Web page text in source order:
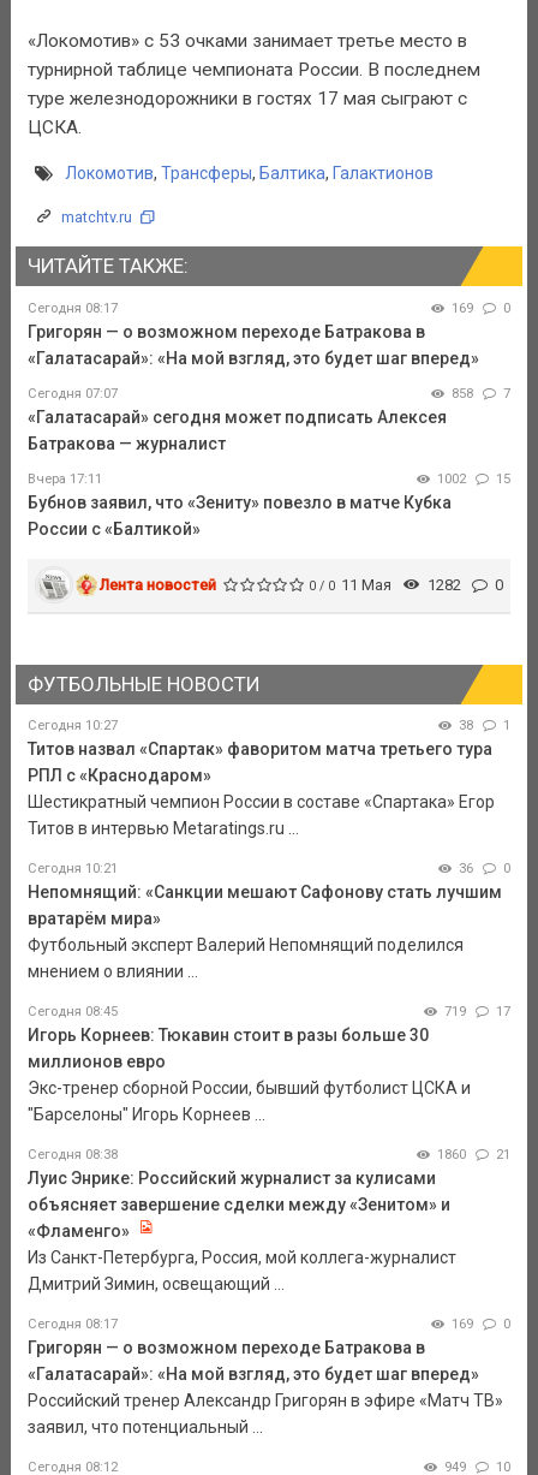
«Локомотив» с 53 очками занимает третье место в
турнирной таблице чемпионата России. В последнем
туре железнодорожники в гостях 17 мая сыграют с
ЦСКА.
Локомотив, Трансферы, Балтика, Галактионов
matchtv.ru
ЧИТАЙТЕ ТАКЖЕ:
Сегодня 08:17 169 0
Григорян — о возможном переходе Батракова в
«Галатасарай»: «На мой взгляд, это будет шаг вперед»
Сегодня 07:07 858 7
«Галатасарай» сегодня может подписать Алексея
Батракова — журналист
Вчера 17:11 1002 15
Бубнов заявил, что «Зениту» повезло в матче Кубка
России с «Балтикой»
Лента новостей 0 / 0 11 Мая 1282 0
ФУТБОЛЬНЫЕ НОВОСТИ
Сегодня 10:27 38 1
Титов назвал «Спартак» фаворитом матча третьего тура
РПЛ с «Краснодаром»
Шестикратный чемпион России в составе «Спартака» Егор
Титов в интервью Metaratings.ru ...
Сегодня 10:21 36 0
Непомнящий: «Санкции мешают Сафонову стать лучшим
вратарём мира»
Футбольный эксперт Валерий Непомнящий поделился
мнением о влиянии ...
Сегодня 08:45 719 17
Игорь Корнеев: Тюкавин стоит в разы больше 30
миллионов евро
Экс-тренер сборной России, бывший футболист ЦСКА и
"Барселоны" Игорь Корнеев ...
Сегодня 08:38 1860 21
Луис Энрике: Российский журналист за кулисами
объясняет завершение сделки между «Зенитом» и
«Фламенго»
Из Санкт-Петербурга, Россия, мой коллега-журналист
Дмитрий Зимин, освещающий ...
Сегодня 08:17 169 0
Григорян — о возможном переходе Батракова в
«Галатасарай»: «На мой взгляд, это будет шаг вперед»
Российский тренер Александр Григорян в эфире «Матч ТВ»
заявил, что потенциальный ...
Сегодня 08:12 949 10